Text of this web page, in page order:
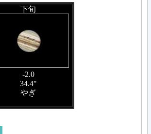
下旬
-2.0
34.4"
やぎ